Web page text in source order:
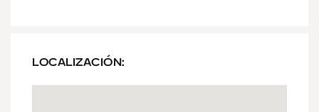
LOCALIZACIÓN: